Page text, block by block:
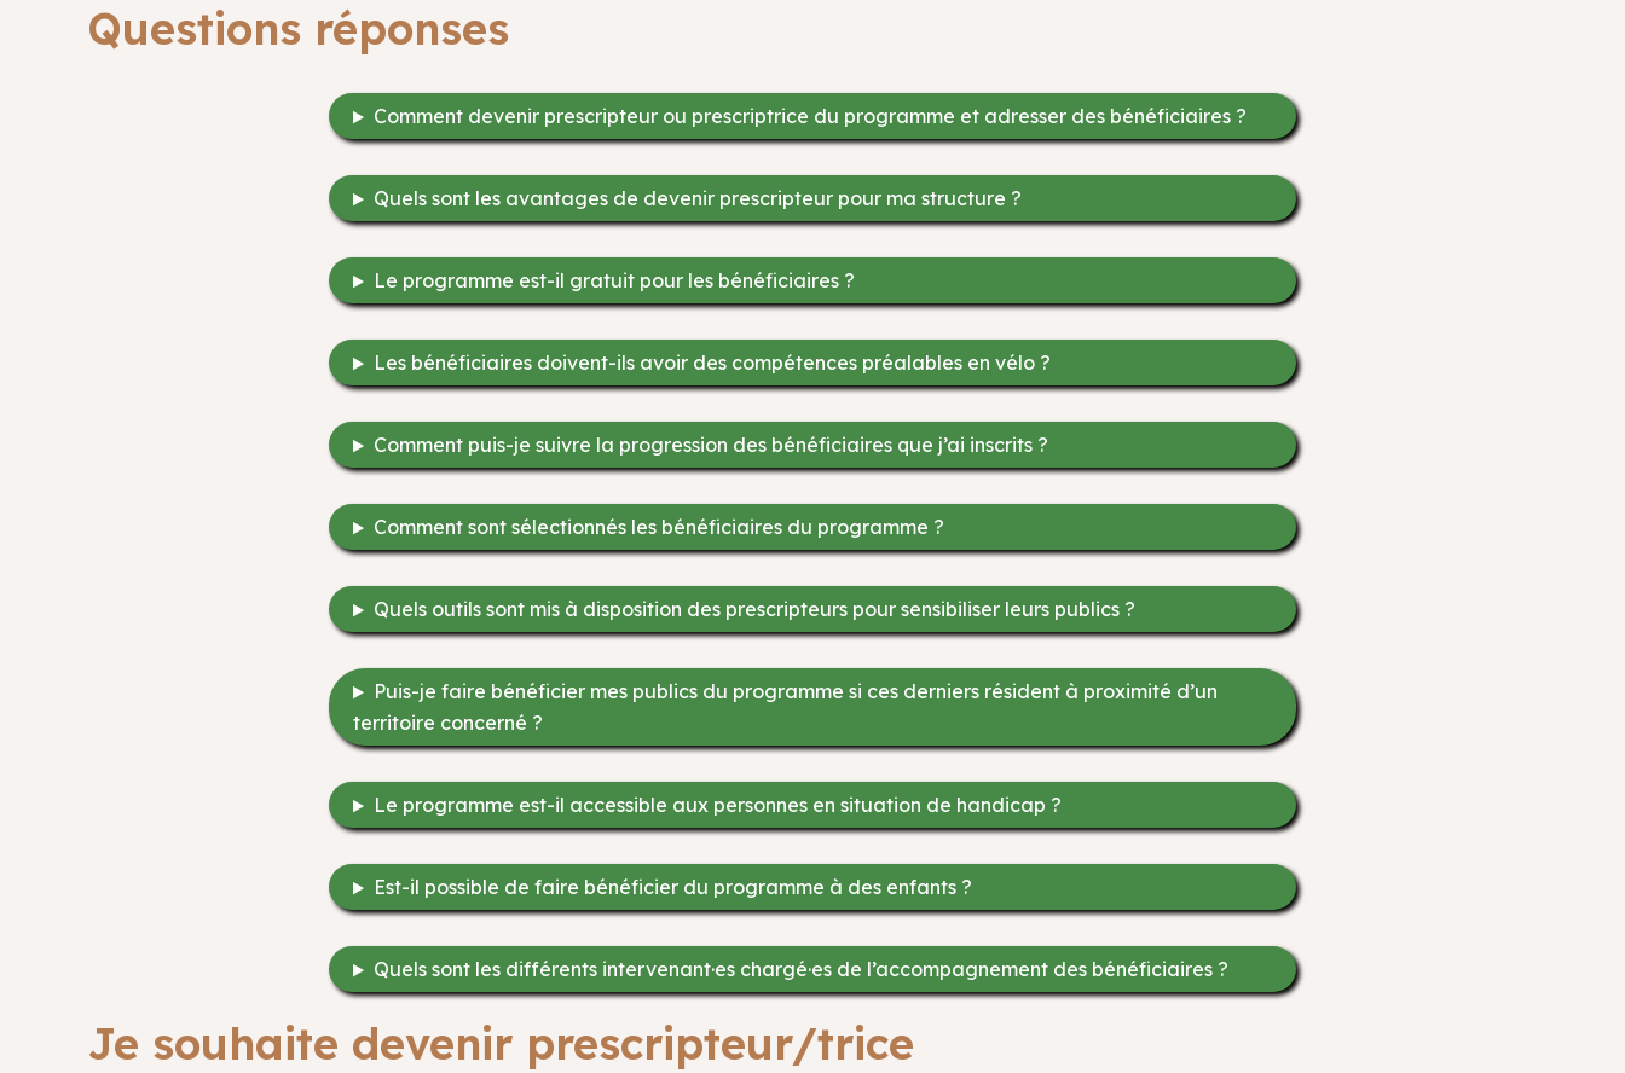
Questions réponses
Comment devenir prescripteur ou prescriptrice du programme et adresser des bénéficiaires ?
Quels sont les avantages de devenir prescripteur pour ma structure ?
Le programme est-il gratuit pour les bénéficiaires ?
Les bénéficiaires doivent-ils avoir des compétences préalables en vélo ?
Comment puis-je suivre la progression des bénéficiaires que j’ai inscrits ?
Comment sont sélectionnés les bénéficiaires du programme ?
Quels outils sont mis à disposition des prescripteurs pour sensibiliser leurs publics ?
Puis-je faire bénéficier mes publics du programme si ces derniers résident à proximité d’un
territoire concerné ?
Le programme est-il accessible aux personnes en situation de handicap ?
Est-il possible de faire bénéficier du programme à des enfants ?
Quels sont les différents intervenant·es chargé·es de l’accompagnement des bénéficiaires ?
Je souhaite devenir prescripteur/trice